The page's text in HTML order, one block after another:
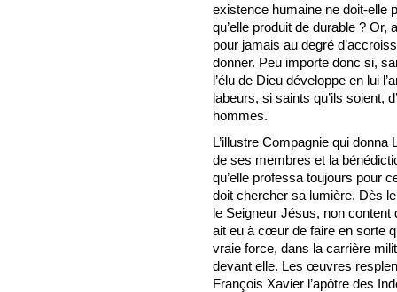
existence humaine ne doit-elle
qu’elle produit de durable ?
pour jamais au degré
donner. Peu importe donc si,
l’élu de Dieu développe en lui
labeurs, si saints qu’ils soient,
hommes.
L’illustre Compagnie qui donna
de ses membres et la
qu’elle professa toujours pour
doit chercher sa lumière. Dès
le Seigneur Jésus, non
ait eu à cœur de faire en sorte
vraie force, dans la carrière
devant elle. Les œuvres
François Xavier l’apôtre des